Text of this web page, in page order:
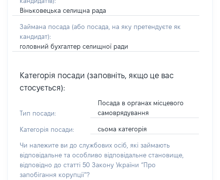
Віньковецька селищна рада
Займана посада (або посада, на яку претендуєте як
кандидат):
головний бухгалтер селищної ради
Категорія посади (заповніть, якщо це вас
стосується):
Тип посади:
Посада в органах місцевого
самоврядування
Категорія посади: сьома категорія
Чи належите ви до службових осіб, які займають
відповідальне та особливо відповідальне становище,
відповідно до статті 50 Закону України “Про
запобігання корупції”?